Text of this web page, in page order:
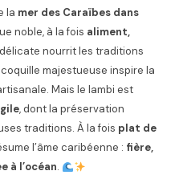
la mer des Caraïbes dans
noble, à la fois aliment,
nourrit les traditions
majestueuse inspire la
Mais le lambi est
, dont la préservation
traditions. À la fois plat de
l’âme caribéenne : fière,
à l’océan.